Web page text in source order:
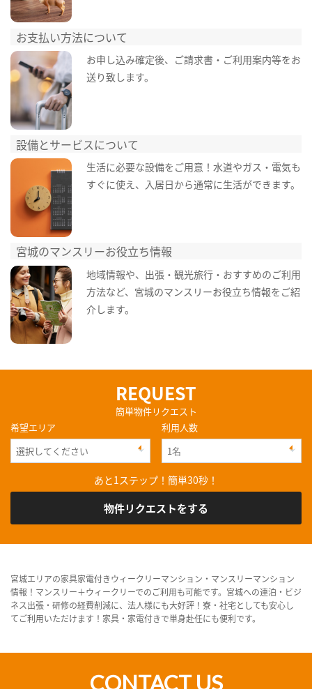
お支払い方法について
お申し込み確定後、ご請求書・ご利用案内等をお
送り致します。
設備とサービスについて
生活に必要な設備をご用意！水道やガス・電気も
すぐに使え、入居日から通常に生活ができます。
宮城のマンスリーお役立ち情報
地域情報や、出張・観光旅行・おすすめのご利用
方法など、宮城のマンスリーお役立ち情報をご紹
介します。
REQUEST
簡単物件リクエスト
希望エリア
利用人数
あと1ステップ！簡単30秒！
物件リクエストをする
宮城エリアの家具家電付きウィークリーマンション・マンスリーマンション
情報！マンスリー＋ウィークリーでのご利用も可能です。宮城への連泊・ビジ
ネス出張・研修の経費削減に、法人様にも大好評！寮・社宅としても安心し
てご利用いただけます！家具・家電付きで単身赴任にも便利です。
CONTACT US